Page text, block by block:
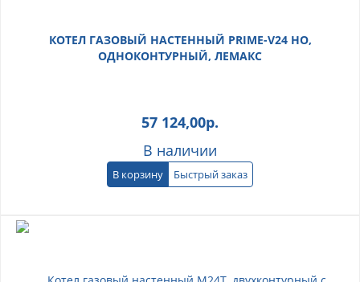
КОТЕЛ ГАЗОВЫЙ НАСТЕННЫЙ PRIME-V24 НО,
ОДНОКОНТУРНЫЙ, ЛЕМАКС
57 124,00р.
В наличии
В корзину Быстрый заказ